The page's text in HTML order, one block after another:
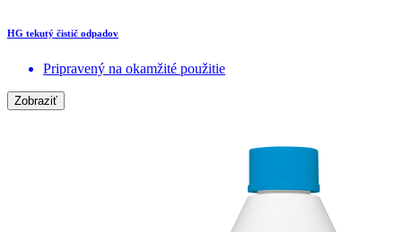
HG tekutý čistič odpadov
Pripravený na okamžité použitie
Zobraziť